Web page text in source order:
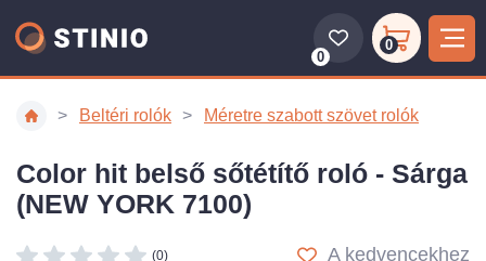
0
0
Beltéri rolók Méretre szabott szövet rolók
Color hit belső sőtétítő roló - Sárga
(NEW YORK 7100)
(0) A kedvencekhez